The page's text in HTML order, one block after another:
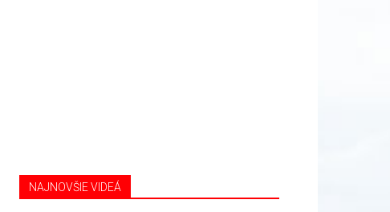
NAJNOVŠIE VIDEÁ